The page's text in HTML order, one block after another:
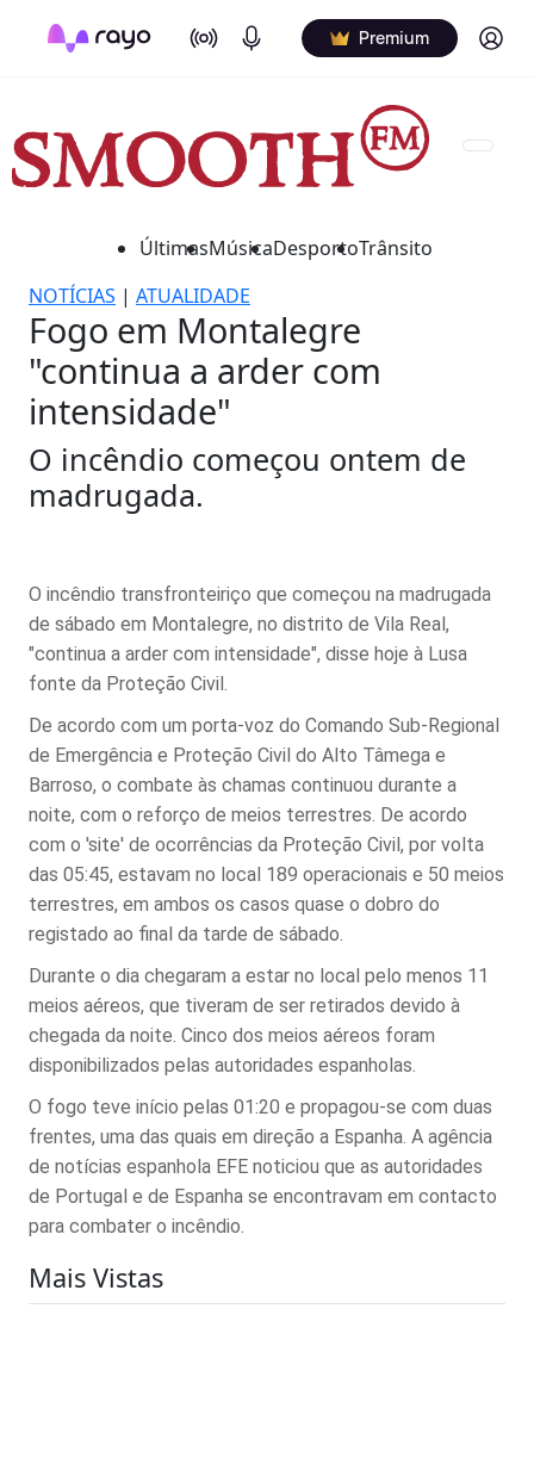
On Air Podcasts Premium Log in
ÚltimasMúsicaDesportoTrânsito
NOTÍCIAS | ATUALIDADE
Fogo em Montalegre
"continua a arder com
intensidade"
O incêndio começou ontem de
madrugada.
O incêndio transfronteiriço que começou na madrugada
de sábado em Montalegre, no distrito de Vila Real,
"continua a arder com intensidade", disse hoje à Lusa
fonte da Proteção Civil.
De acordo com um porta-voz do Comando Sub-Regional
de Emergência e Proteção Civil do Alto Tâmega e
Barroso, o combate às chamas continuou durante a
noite, com o reforço de meios terrestres. De acordo
com o 'site' de ocorrências da Proteção Civil, por volta
das 05:45, estavam no local 189 operacionais e 50 meios
terrestres, em ambos os casos quase o dobro do
registado ao final da tarde de sábado.
Durante o dia chegaram a estar no local pelo menos 11
meios aéreos, que tiveram de ser retirados devido à
chegada da noite. Cinco dos meios aéreos foram
disponibilizados pelas autoridades espanholas.
O fogo teve início pelas 01:20 e propagou-se com duas
frentes, uma das quais em direção a Espanha. A agência
de notícias espanhola EFE noticiou que as autoridades
de Portugal e de Espanha se encontravam em contacto
para combater o incêndio.
Mais Vistas